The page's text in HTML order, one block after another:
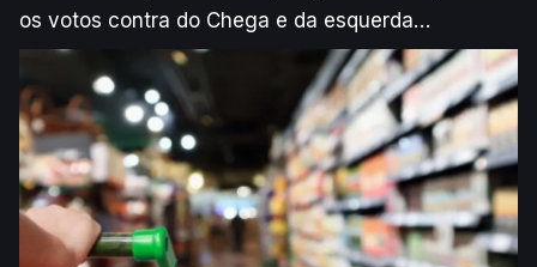
os votos contra do Chega e da esquerda
parlamentar, após o partido de André Ventura não
ter alcançado um acordo com o PSD.